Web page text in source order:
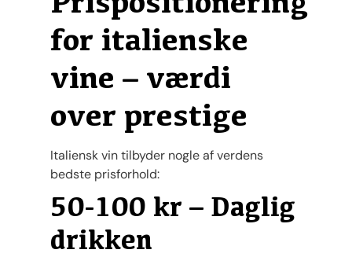
for italienske
vine – værdi
over prestige
Italiensk vin tilbyder nogle af verdens
bedste prisforhold:
50-100 kr – Daglig
drikken